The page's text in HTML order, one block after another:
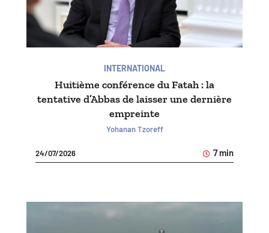
INTERNATIONAL
Huitième conférence du Fatah : la
tentative d’Abbas de laisser une dernière
empreinte
Yohanan Tzoreff
24/07/2026 7 min